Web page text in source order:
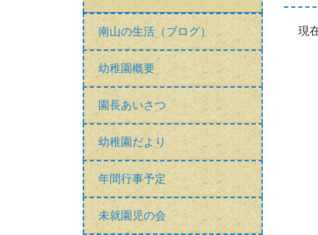
南山の生活（ブログ）
幼稚園概要
園長あいさつ
幼稚園だより
年間行事予定
未就園児の会
現